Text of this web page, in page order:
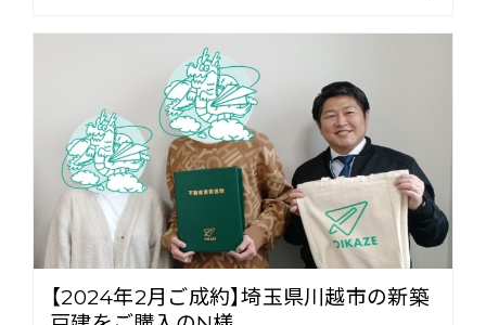
【2024年2月ご成約】埼玉県川越市の新築